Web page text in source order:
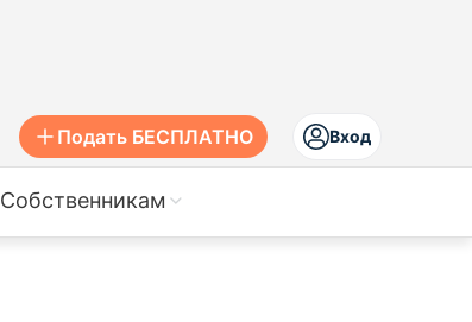
Подать БЕСПЛАТНО Вход
Собственникам